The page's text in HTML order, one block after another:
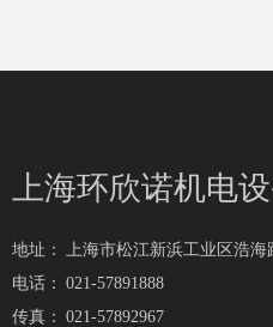
地址： 上海市松江新浜工业区浩海
电话： 021-57891888
传真： 021-57892967
上海环欣诺机电